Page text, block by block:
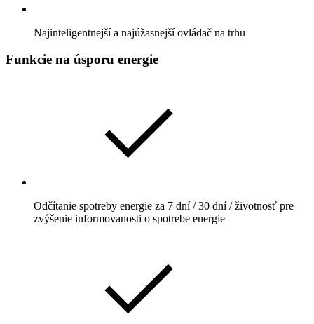
Najinteligentnejší a najúžasnejší ovládač na trhu
Funkcie na úsporu energie
Odčítanie spotreby energie za 7 dní / 30 dní / životnosť pre
zvýšenie informovanosti o spotrebe energie